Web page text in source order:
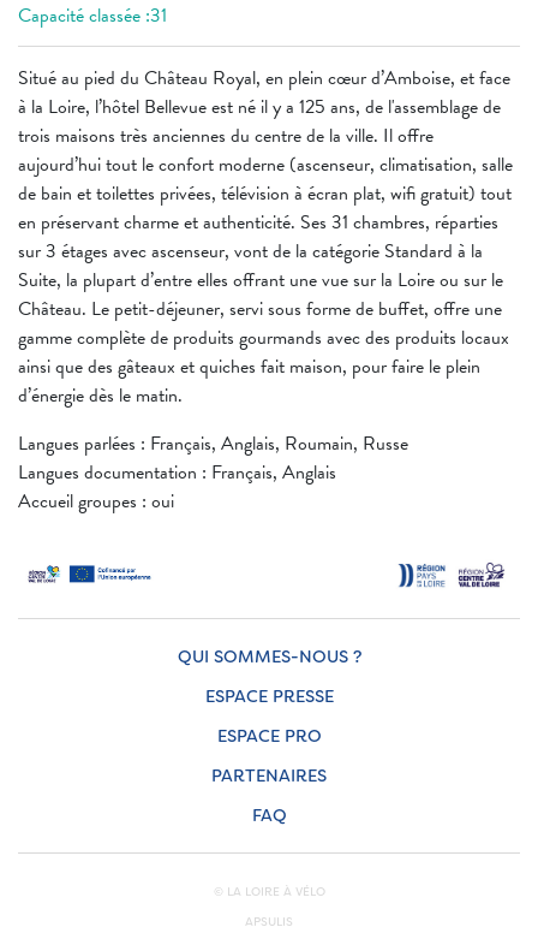
Situé au pied du Château Royal, en plein cœur d’Amboise, et face
à la Loire, l’hôtel Bellevue est né il y a 125 ans, de l'assemblage de
trois maisons très anciennes du centre de la ville. Il offre
aujourd’hui tout le confort moderne (ascenseur, climatisation, salle
de bain et toilettes privées, télévision à écran plat, wifi gratuit) tout
en préservant charme et authenticité. Ses 31 chambres, réparties
sur 3 étages avec ascenseur, vont de la catégorie Standard à la
Suite, la plupart d’entre elles offrant une vue sur la Loire ou sur le
Château. Le petit-déjeuner, servi sous forme de buffet, offre une
gamme complète de produits gourmands avec des produits locaux
ainsi que des gâteaux et quiches fait maison, pour faire le plein
d’énergie dès le matin.
Langues parlées : Français, Anglais, Roumain, Russe
Langues documentation : Français, Anglais
Accueil groupes : oui
Capacité classée :31
QUI SOMMES-NOUS ?
ESPACE PRESSE
ESPACE PRO
PARTENAIRES
FAQ
© LA LOIRE À VÉLO
APSULIS